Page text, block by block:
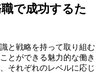
で成功するた
と戦略を持って取り組む
とができる魅力的な働き
それぞれのレベルに応じ